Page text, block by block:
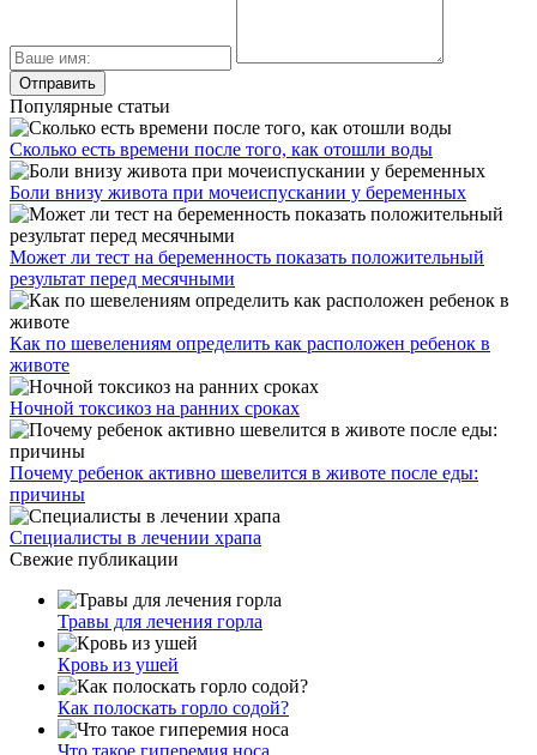
Популярные статьи
Сколько есть времени после того, как отошли воды
Боли внизу живота при мочеиспускании у беременных
Может ли тест на беременность показать положительный
результат перед месячными
Как по шевелениям определить как расположен ребенок в
животе
Ночной токсикоз на ранних сроках
Почему ребенок активно шевелится в животе после еды:
причины
Специалисты в лечении храпа
Свежие публикации
Травы для лечения горла
Кровь из ушей
Как полоскать горло содой?
Что такое гиперемия носа